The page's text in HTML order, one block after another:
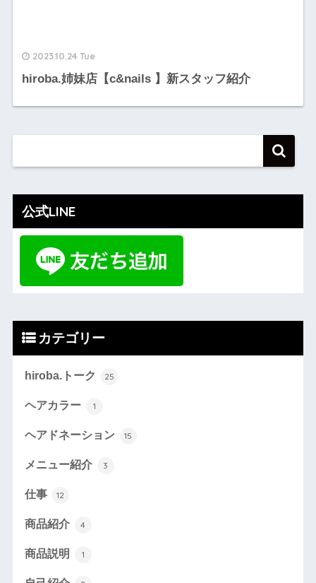
2023.10.24 Tue
hiroba.姉妹店【c&nails 】新スタッフ紹介
公式LINE
カテゴリー
hiroba.トーク 25
ヘアカラー 1
ヘアドネーション 15
メニュー紹介 3
仕事 12
商品紹介 4
商品説明 1